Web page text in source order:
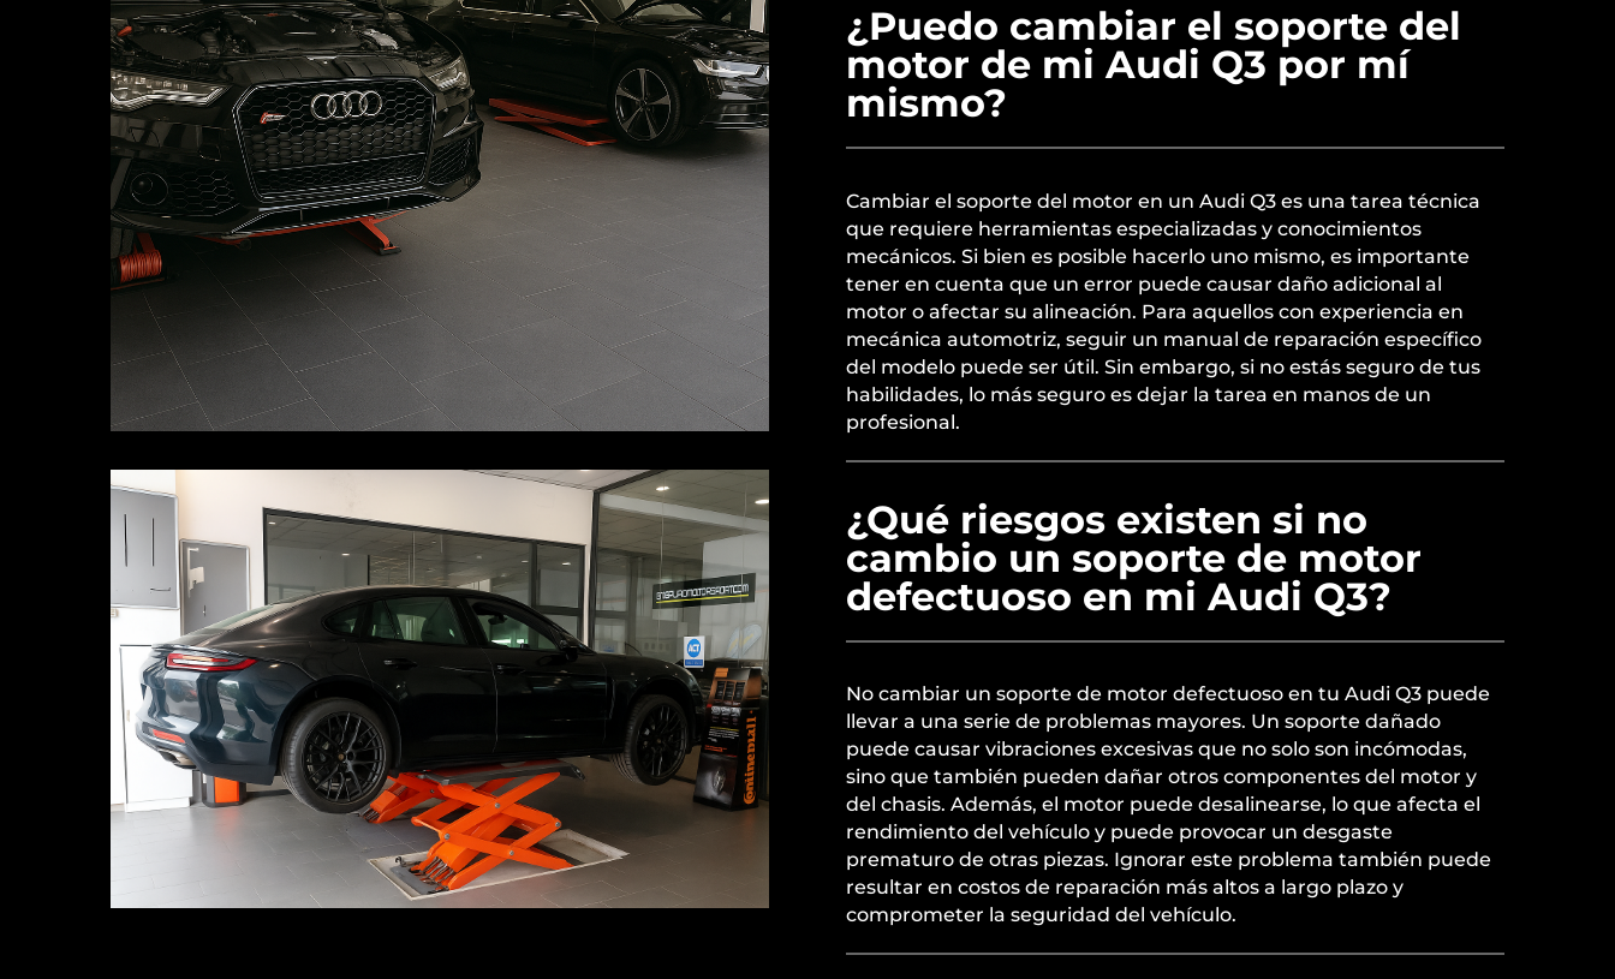
¿Puedo cambiar el soporte del
motor de mi Audi Q3 por mí
mismo?
Cambiar el soporte del motor en un Audi Q3 es una tarea técnica
que requiere herramientas especializadas y conocimientos
mecánicos. Si bien es posible hacerlo uno mismo, es importante
tener en cuenta que un error puede causar daño adicional al
motor o afectar su alineación. Para aquellos con experiencia en
mecánica automotriz, seguir un manual de reparación específico
del modelo puede ser útil. Sin embargo, si no estás seguro de tus
habilidades, lo más seguro es dejar la tarea en manos de un
profesional.
¿Qué riesgos existen si no
cambio un soporte de motor
defectuoso en mi Audi Q3?
No cambiar un soporte de motor defectuoso en tu Audi Q3 puede
llevar a una serie de problemas mayores. Un soporte dañado
puede causar vibraciones excesivas que no solo son incómodas,
sino que también pueden dañar otros componentes del motor y
del chasis. Además, el motor puede desalinearse, lo que afecta el
rendimiento del vehículo y puede provocar un desgaste
prematuro de otras piezas. Ignorar este problema también puede
resultar en costos de reparación más altos a largo plazo y
comprometer la seguridad del vehículo.